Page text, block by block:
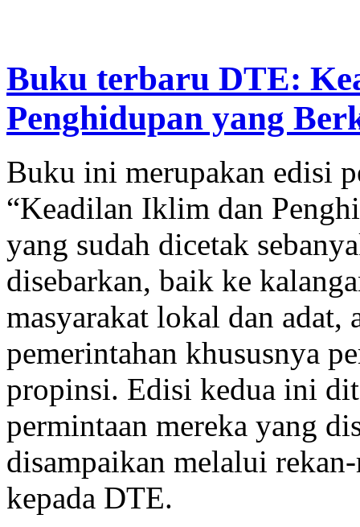
Buku terbaru DTE:
Penghidupan yang
Buku ini merupakan edisi
“Keadilan Iklim dan
yang sudah dicetak
disebarkan, baik ke
masyarakat lokal dan adat,
pemerintahan khususnya
propinsi. Edisi kedua ini
permintaan mereka yang
disampaikan melalui
kepada DTE.